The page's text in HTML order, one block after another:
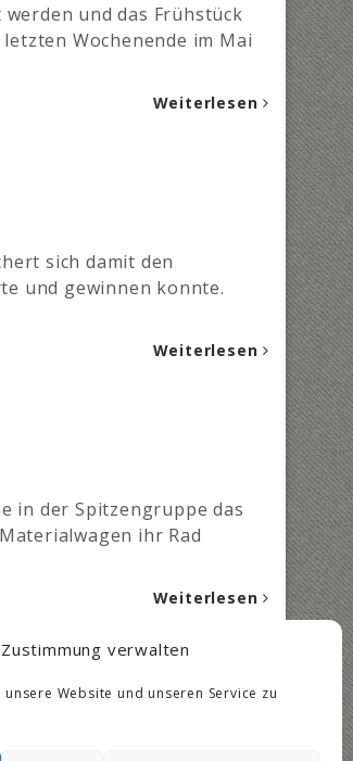
verwalten
Website und unseren Service zu
und das Frühstück
Wochenende im Mai
Weiterlesen
sich damit den
und gewinnen konnte.
Weiterlesen
in der Spitzengruppe das
ihr Rad
Weiterlesen